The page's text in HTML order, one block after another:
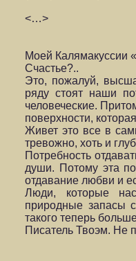
<…>
Моей
Счастье?..
Это, пожалуй,
ряду стоят наши
человеческие.
поверхности,
Живет это все в
тревожно, хоть и
Потребность
души. Потому эта
отдавание любви и
Люди, которые
природные запасы
такого теперь
Писатель Твоэм. Не